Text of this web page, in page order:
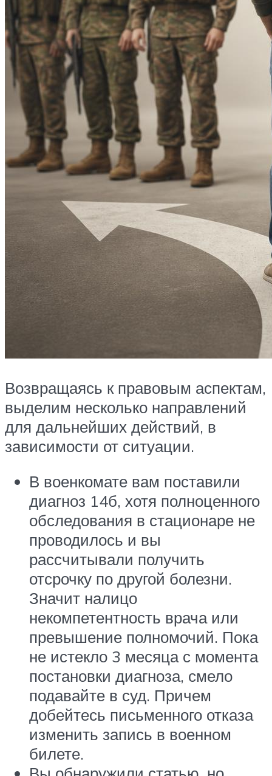
Возвращаясь к правовым аспектам,
выделим несколько направлений
для дальнейших действий, в
зависимости от ситуации.
В военкомате вам поставили
диагноз 14б, хотя полноценного
обследования в стационаре не
проводилось и вы
рассчитывали получить
отсрочку по другой болезни.
Значит налицо
некомпетентность врача или
превышение полномочий. Пока
не истекло 3 месяца с момента
постановки диагноза, смело
подавайте в суд. Причем
добейтесь письменного отказа
изменить запись в военном
билете.